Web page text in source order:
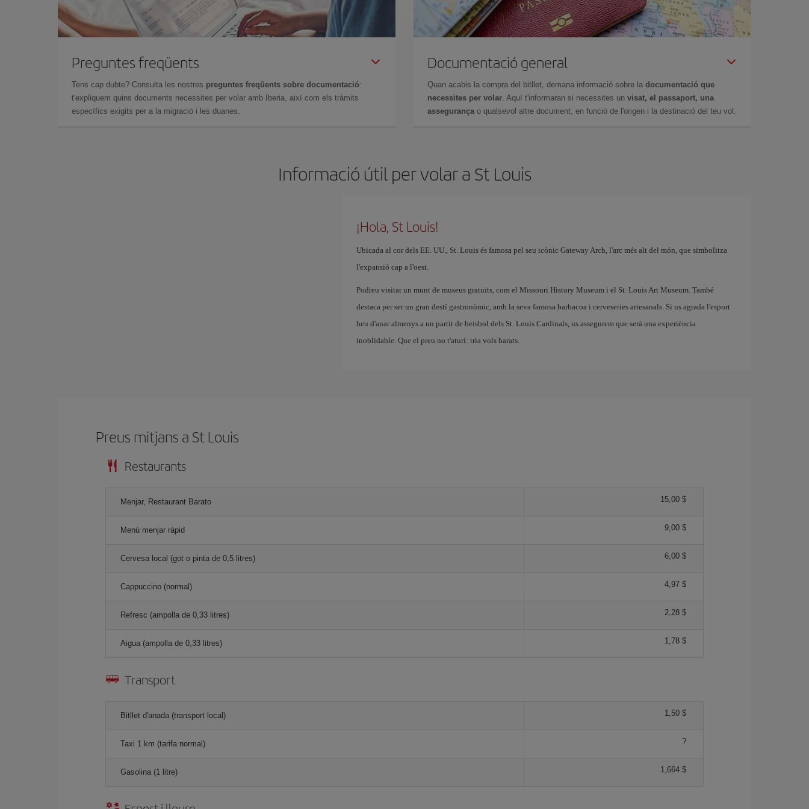
Preguntes freqüents
Tens cap dubte? Consulta les nostres preguntes freqüents sobre documentació:
t'expliquem quins documents necessites per volar amb Iberia, així com els tràmits
específics exigits per a la migració i les duanes.
Documentació general
Quan acabis la compra del bitllet, demana informació sobre la documentació que
necessites per volar . Aquí t'informaran si necessites un visat, el passaport, una
assegurança o qualsevol altre document, en funció de l'origen i la destinació del teu vol.
Informació útil per volar a St Louis
¡Hola, St Louis!
Ubicada al cor dels EE. UU., St. Louis és famosa pel seu icònic Gateway Arch, l'arc més alt del món, que simbolitza
l'expansió cap a l'oest.
Podreu visitar un munt de museus gratuïts, com el Missouri History Museum i el St. Louis Art Museum. També
destaca per ser un gran destí gastronòmic, amb la seva famosa barbacoa i cerveseries artesanals. Si us agrada l'esport
heu d'anar almenys a un partit de beisbol dels St. Louis Cardinals, us assegurem que serà una experiència
inoblidable. Que el preu no t'aturi: tria vols barats.
Preus mitjans a St Louis
Restaurants
Menjar, Restaurant Barato 15,00 $
Menú menjar ràpid 9,00 $
Cervesa local (got o pinta de 0,5 litres) 6,00 $
Cappuccino (normal) 4,97 $
Refresc (ampolla de 0,33 litres) 2,28 $
Aigua (ampolla de 0,33 litres) 1,78 $
Transport
Bitllet d'anada (transport local) 1,50 $
Taxi 1 km (tarifa normal) ?
Gasolina (1 litre) 1,664 $